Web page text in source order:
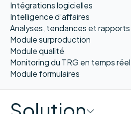
Intégrations logicielles
Intelligence d’affaires
Analyses, tendances et rapports
Module surproduction
Module qualité
Monitoring du TRG en temps réel
Module formulaires